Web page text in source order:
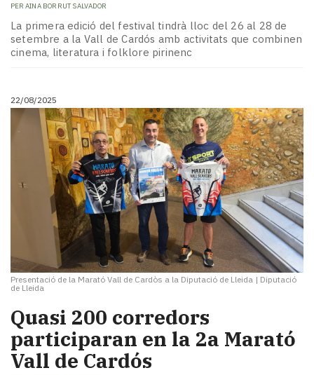
PER AINA BORRUT SALVADOR
La primera edició del festival tindrà lloc del 26 al 28 de
setembre a la Vall de Cardós amb activitats que combinen
cinema, literatura i folklore pirinenc
22/08/2025
Presentació de la Marató Vall de Cardòs a la Diputació de Lleida | Diputació
de Lleida
Quasi 200 corredors
participaran en la 2a Marató
Vall de Cardós